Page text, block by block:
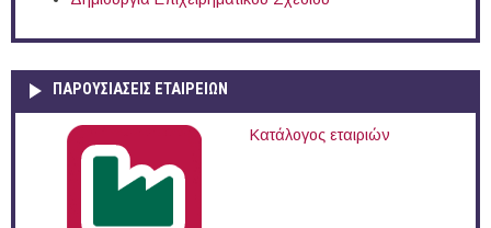
ΠΑΡΟΥΣΙΆΣΕΙΣ ΕΤΑΙΡΕΙΏΝ
Κατάλογος εταιριών